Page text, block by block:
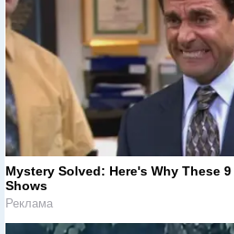
Mystery Solved: Here's Why These
Shows
Реклама